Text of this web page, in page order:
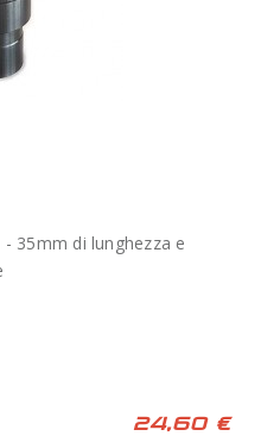
35mm di lunghezza e
24,60 €